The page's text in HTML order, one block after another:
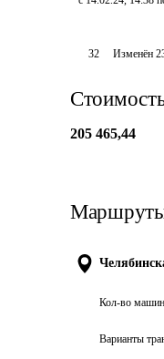
32 Изменён
205 465,44
Маршруты
Кол-во
Варианты